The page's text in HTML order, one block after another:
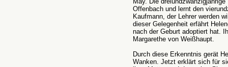
Offenbach und lernt den
Kaufmann, der Lehrer werden
dieser Gelegenheit erfährt
nach der Geburt adoptiert hat.
Margarethe von Weißhaupt.
Durch diese Erkenntnis gerät
Wanken. Jetzt erklärt sich für